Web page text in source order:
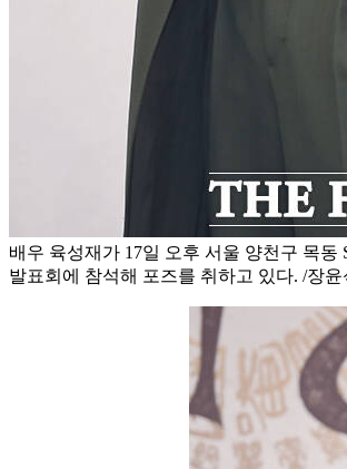
배우 육성재가 17일 오후 서울 양천구 목
발표회에 참석해 포즈를 취하고 있다. /장윤